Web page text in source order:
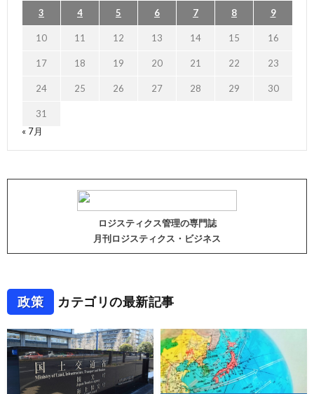
3 4 5 6 7 8 9
10 11 12 13 14 15 16
17 18 19 20 21 22 23
24 25 26 27 28 29 30
31
« 7月
ロジスティクス管理の専門誌
月刊ロジスティクス・ビジネス
政策 カテゴリの最新記事